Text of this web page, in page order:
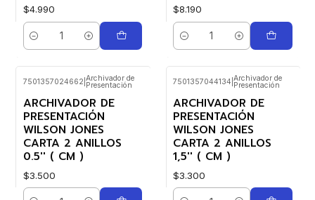
$4.990
Cantidad
$8.190
Cantidad
7501357024662 Archivador de
Presentación
ARCHIVADOR DE
PRESENTACIÓN
WILSON JONES
CARTA 2 ANILLOS
0.5'' ( CM )
$3.500
7501357044134 Archivador de
Presentación
ARCHIVADOR DE
PRESENTACIÓN
WILSON JONES
CARTA 2 ANILLOS
1,5'' ( CM )
$3.300